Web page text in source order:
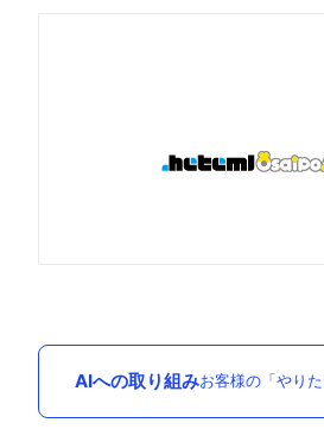
AIへの取り組みお客様の「やり